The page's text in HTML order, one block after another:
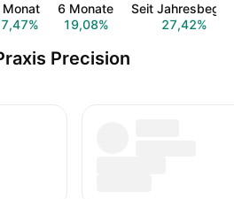
Monat
6 Monate
19,08%
Seit
27,42%
Precision